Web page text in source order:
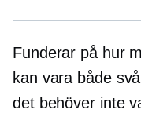
Funderar på hur
kan vara både
det behöver inte